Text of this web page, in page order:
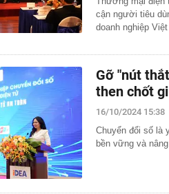
cận người tiêu
doanh nghiệp
Gỡ "nút
then chốt
16/10/2024 15:38
Chuyển đổi số là
bền vững và